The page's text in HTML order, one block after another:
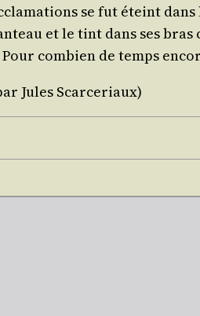
se fut éteint
et le tint dans ses
com­bien de temps
Jules Scarceriaux)